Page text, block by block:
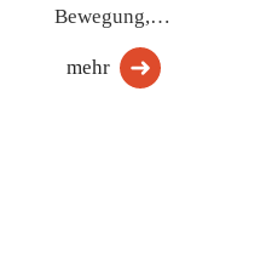
Bewegung,…
mehr